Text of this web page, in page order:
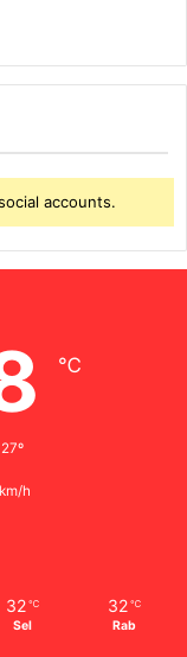
accounts.
℃
h
32 ℃
Sel
32 ℃
Rab